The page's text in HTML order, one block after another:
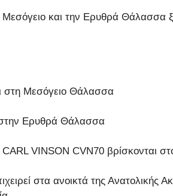
και την Ερυθρά Θάλασσα
στη Μεσόγειο Θάλασσα
Ερυθρά Θάλασσα
VINSON CVN70 βρίσκονται
στα ανοικτά της Ανατολικής